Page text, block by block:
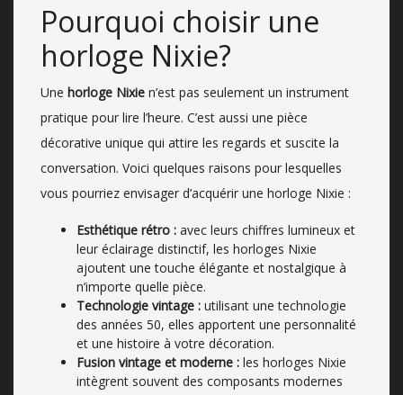
Pourquoi choisir une
horloge Nixie?
Une horloge Nixie n’est pas seulement un instrument
pratique pour lire l’heure. C’est aussi une pièce
décorative unique qui attire les regards et suscite la
conversation. Voici quelques raisons pour lesquelles
vous pourriez envisager d’acquérir une horloge Nixie :
Esthétique rétro : avec leurs chiffres lumineux et
leur éclairage distinctif, les horloges Nixie
ajoutent une touche élégante et nostalgique à
n’importe quelle pièce.
Technologie vintage : utilisant une technologie
des années 50, elles apportent une personnalité
et une histoire à votre décoration.
Fusion vintage et moderne : les horloges Nixie
intègrent souvent des composants modernes